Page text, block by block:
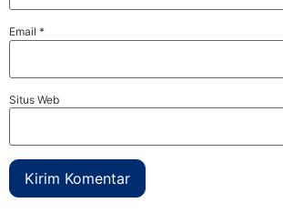
Email *
Situs Web